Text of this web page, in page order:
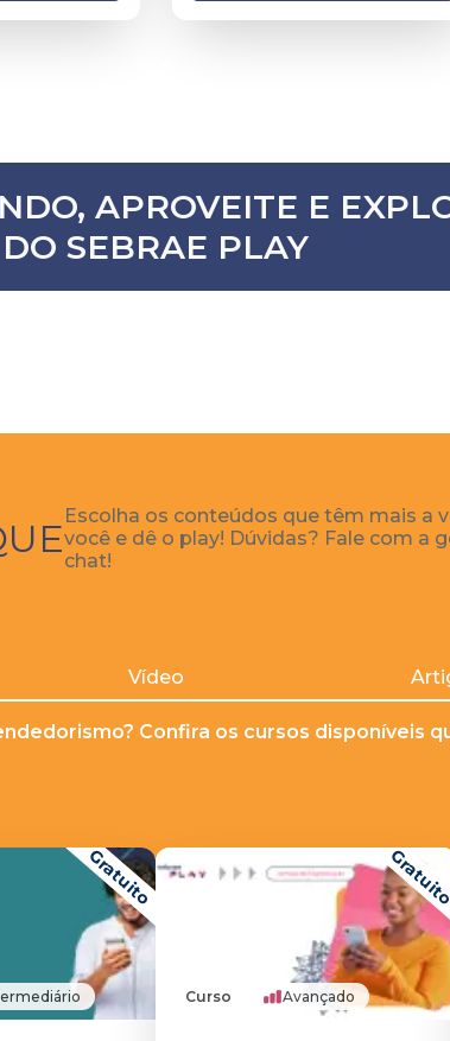
APROVEITE E
DO SEBRAE PLAY
Escolha os conteúdos que têm mais a
você e dê o play! Dúvidas? Fale com a
chat!
Vídeo
Confira os cursos disponíveis
Gratuito
Curso Avançado